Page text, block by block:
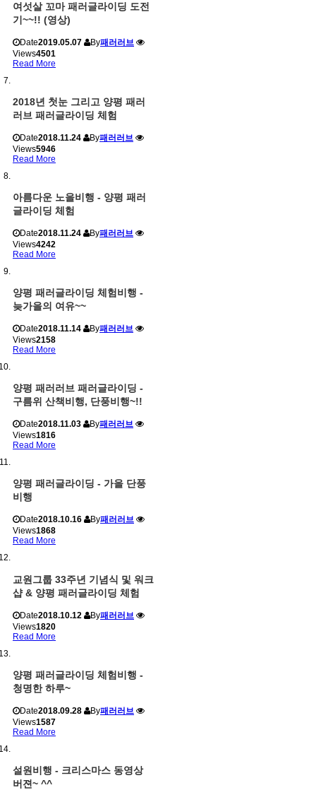
여섯살 꼬마 패러글라이딩 도전
기~~!! (영상)
Date2019.05.07 By패러러브
Views4501
Read More
2018년 첫눈 그리고 양평 패러
러브 패러글라이딩 체험
Date2018.11.24 By패러러브
Views5946
Read More
아름다운 노을비행 - 양평 패러
글라이딩 체험
Date2018.11.24 By패러러브
Views4242
Read More
양평 패러글라이딩 체험비행 -
늦가을의 여유~~
Date2018.11.14 By패러러브
Views2158
Read More
양평 패러러브 패러글라이딩 -
구름위 산책비행, 단풍비행~!!
Date2018.11.03 By패러러브
Views1816
Read More
양평 패러글라이딩 - 가을 단풍
비행
Date2018.10.16 By패러러브
Views1868
Read More
교원그룹 33주년 기념식 및 워크
샵 & 양평 패러글라이딩 체험
Date2018.10.12 By패러러브
Views1820
Read More
양평 패러글라이딩 체험비행 -
청명한 하루~
Date2018.09.28 By패러러브
Views1587
Read More
설원비행 - 크리스마스 동영상
버젼~ ^^